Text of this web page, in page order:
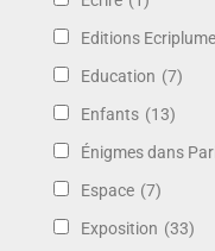
Editions Ecriplume
Education (7)
Enfants (13)
Énigmes dans
Espace (7)
Exposition (33)